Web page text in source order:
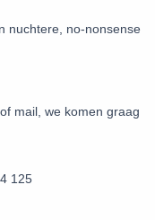
nuchtere, no-nonsense
mail, we komen graag
125